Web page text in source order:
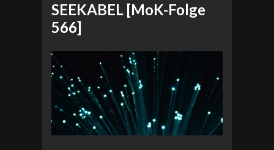
SEEKABEL [MoK-Folge
566]